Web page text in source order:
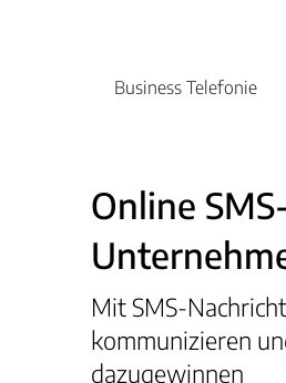
Business Telefonie
Online
Mit SMS-
kommunizieren
dazugewinnen